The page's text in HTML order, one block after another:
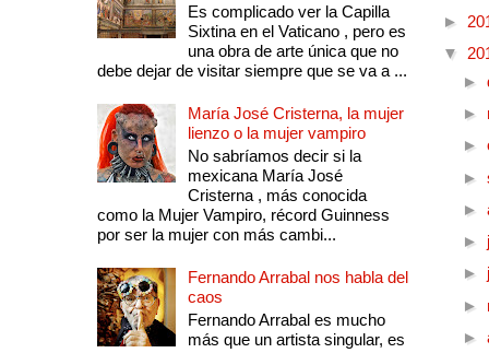
Es complicado ver la Capilla
Sixtina en el Vaticano , pero es
una obra de arte única que no
debe dejar de visitar siempre que se va a ...
María José Cristerna, la mujer
lienzo o la mujer vampiro
No sabríamos decir si la
mexicana María José
Cristerna , más conocida
como la Mujer Vampiro, récord Guinness
por ser la mujer con más cambi...
Fernando Arrabal nos habla del
caos
Fernando Arrabal es mucho
más que un artista singular, es
►
▼
►
►
►
►
►
►
►
►
►